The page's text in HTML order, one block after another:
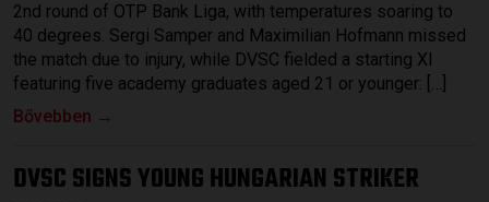
2nd round of OTP Bank Liga, with temperatures soaring to
40 degrees. Sergi Samper and Maximilian Hofmann missed
the match due to injury, while DVSC fielded a starting XI
featuring five academy graduates aged 21 or younger: […]
Bővebben →
DVSC SIGNS YOUNG HUNGARIAN STRIKER